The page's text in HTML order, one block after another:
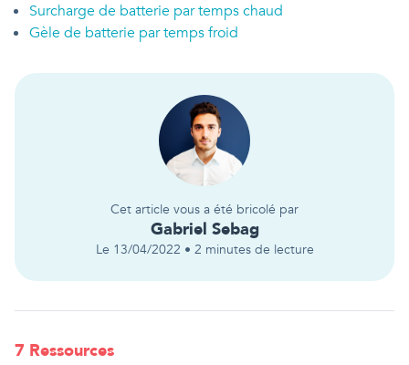
Surcharge de batterie par temps chaud
Gèle de batterie par temps froid
Cet article vous a été bricolé par
Gabriel Sebag
Le 13/04/2022 • 2 minutes de lecture
7 Ressources